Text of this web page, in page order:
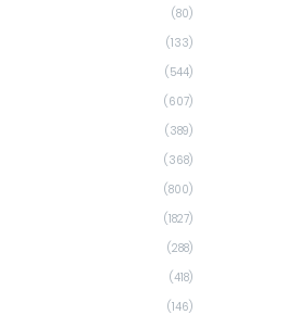
(80)
(133)
(544)
(607)
(389)
(368)
(800)
(1827)
(288)
(418)
(146)